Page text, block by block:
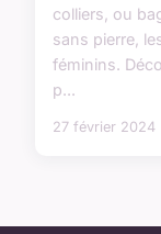
colliers, ou
sans pierre,
féminins.
p...
27 février 2024